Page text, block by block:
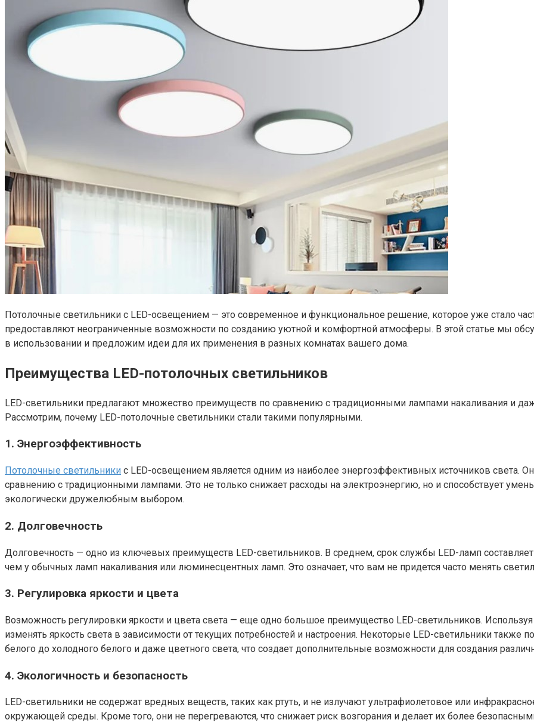
Потолочные светильники с LED-освещением — это современное и функциональное решение, которое уже стало
предоставляют неограниченные возможности по созданию уютной и комфортной атмосферы. В этой статье мы
в использовании и предложим идеи для их применения в разных комнатах вашего дома.
Преимущества LED-потолочных светильников
LED-светильники предлагают множество преимуществ по сравнению с традиционными лампами накаливания и
Рассмотрим, почему LED-потолочные светильники стали такими популярными.
1. Энергоэффективность
Потолочные светильники с LED-освещением является одним из наиболее энергоэффективных источников света.
сравнению с традиционными лампами. Это не только снижает расходы на электроэнергию, но и способствует
экологически дружелюбным выбором.
2. Долговечность
Долговечность — одно из ключевых преимуществ LED-светильников. В среднем, срок службы LED-ламп
чем у обычных ламп накаливания или люминесцентных ламп. Это означает, что вам не придется часто менять
3. Регулировка яркости и цвета
Возможность регулировки яркости и цвета света — еще одно большое преимущество LED-светильников.
изменять яркость света в зависимости от текущих потребностей и настроения. Некоторые LED-светильники также
белого до холодного белого и даже цветного света, что создает дополнительные возможности для создания
4. Экологичность и безопасность
LED-светильники не содержат вредных веществ, таких как ртуть, и не излучают ультрафиолетовое или
окружающей среды. Кроме того, они не перегреваются, что снижает риск возгорания и делает их более